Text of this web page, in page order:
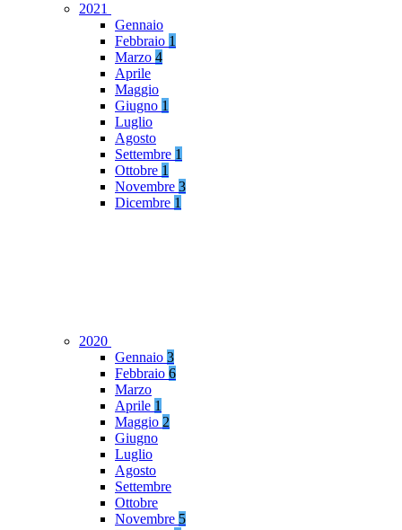
2021
Gennaio
Febbraio 1
Marzo 4
Aprile
Maggio
Giugno 1
Luglio
Agosto
Settembre 1
Ottobre 1
Novembre 3
Dicembre 1
2020
Gennaio 3
Febbraio 6
Marzo
Aprile 1
Maggio 2
Giugno
Luglio
Agosto
Settembre
Ottobre
Novembre 5